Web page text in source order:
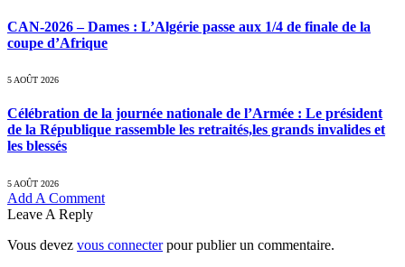
CAN-2026 – Dames : L’Algérie passe aux 1/4 de finale de la
coupe d’Afrique
5 AOÛT 2026
Célébration de la journée nationale de l’Armée : Le président
de la République rassemble les retraités,les grands invalides et
les blessés
5 AOÛT 2026
Add A Comment
Leave A Reply
Vous devez vous connecterpour publier un commentaire.